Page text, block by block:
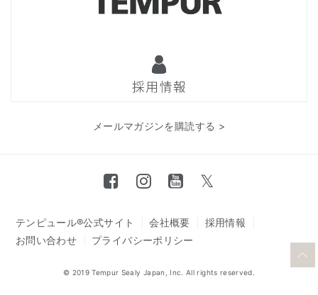
メールマガジンを購読する >
テンピュール®公式サイト 会社概要
採用情報
お問い合わせ
プライバシーポリシー
© 2019 Tempur Sealy Japan, Inc. All rights reserved.